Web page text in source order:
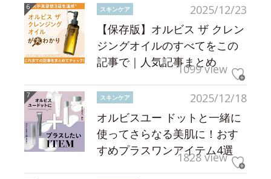
2025/12/23
スキンケア
【保存版】オルビス ザ クレン
ジングオイルのすべてをこの
記事で｜人気記事まとめ
1099 view
2025/12/18
スキンケア
オルビスユー ドットと一緒に
使ってさらなる美肌に！おす
すめプラスワンアイテム4選
1828 view